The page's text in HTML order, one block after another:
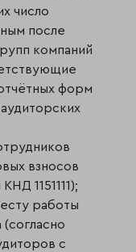
число
после
компаний
форм
взносов
1151111);
работы
с